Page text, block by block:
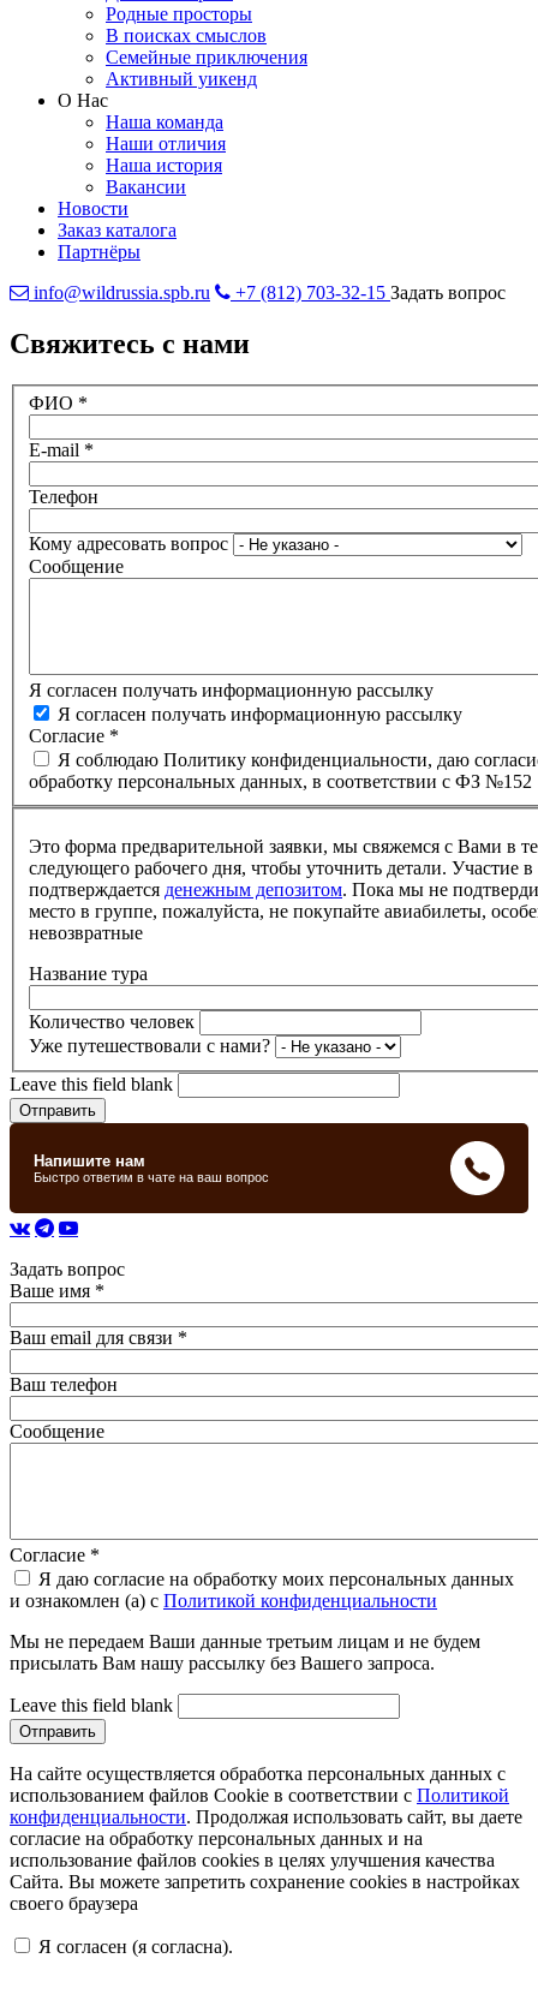
Родные просторы
В поисках смыслов
Семейные приключения
Активный уикенд
О Нас
Наша команда
Наши отличия
Наша история
Вакансии
Новости
Заказ каталога
Партнёры
info@wildrussia.spb.ru
+7 (812) 703-32-15 Задать вопрос
Свяжитесь с нами
ФИО *
E-mail *
Телефон
Кому адресовать вопрос
Сообщение
Я согласен получать информационную рассылку
Я согласен получать информационную рассылку
Согласие *
Я соблюдаю Политику конфиденциальности, даю
обработку персональных данных, в соответствии с ФЗ №152
Это форма предварительной заявки, мы свяжемся с Вами в
следующего рабочего дня, чтобы уточнить детали. Участие в
подтверждается денежным депозитом. Пока мы не
место в группе, пожалуйста, не покупайте авиабилеты,
невозвратные
Название тура
Количество человек
Уже путешествовали с нами?
Leave this field blank
Задать вопрос
Ваше имя *
Ваш email для связи *
Ваш телефон
Сообщение
Согласие *
Я даю согласие на обработку моих персональных данных
и ознакомлен (а) с Политикой конфиденциальности
Мы не передаем Ваши данные третьим лицам и не будем
присылать Вам нашу рассылку без Вашего запроса.
Leave this field blank
На сайте осуществляется обработка персональных данных с
использованием файлов Cookie в соответствии с Политикой
конфиденциальности. Продолжая использовать сайт, вы даете
согласие на обработку персональных данных и на
использование файлов cookies в целях улучшения качества
Сайта. Вы можете запретить сохранение cookies в настройках
своего браузера
Я согласен (я согласна).